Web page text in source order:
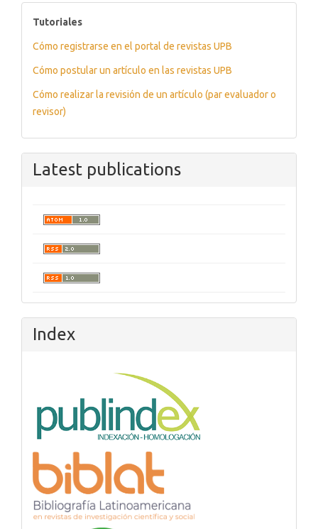
tutoriales
Tutoriales
Cómo registrarse en el portal de revistas UPB
Cómo postular un artículo en las revistas UPB
Cómo realizar la revisión de un artículo (par evaluador o
revisor)
Latest publications
Index